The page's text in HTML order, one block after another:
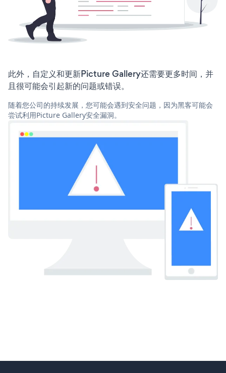
此外，自定义和更新Picture Gallery还需要更多时间，并
且很可能会引起新的问题或错误。
随着您公司的持续发展，您可能会遇到安全问题，因为黑客可能会
尝试利用Picture Gallery安全漏洞。